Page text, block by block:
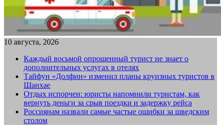
10 августа, 2026
Каждый восьмой опрошенный турист не знает о
дополнительных услугах в отелях
Тайфун «Долфин» изменил планы круизных туристов в
Шанхае
Отдых испорчен: юристы напомнили туристам, как
вернуть деньги за срыв поездки и задержку рейса
Россиянам назвали самые частые ошибки за шведским
столом